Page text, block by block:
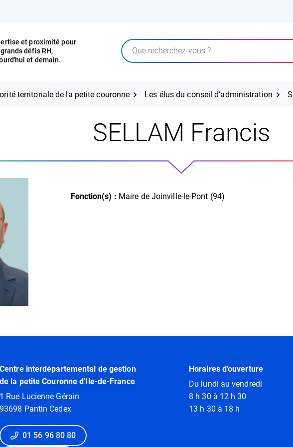
et proximité pour
grands défis RH,
et demain.
Rechercher
pour
territoriale de la petite couronne Les élus du conseil d’administration
SELLAM Francis
Fonction(s) : Maire de Joinville-le-Pont (94)
Centre interdépartemental de gestion
de la petite Couronne d'Ile-de-France
1 Rue Lucienne Gérain
93698 Pantin Cedex
01 56 96 80 80
Horaires d'ouverture
Du lundi au vendredi
8 h 30 à 12 h 30
13 h 30 à 18 h